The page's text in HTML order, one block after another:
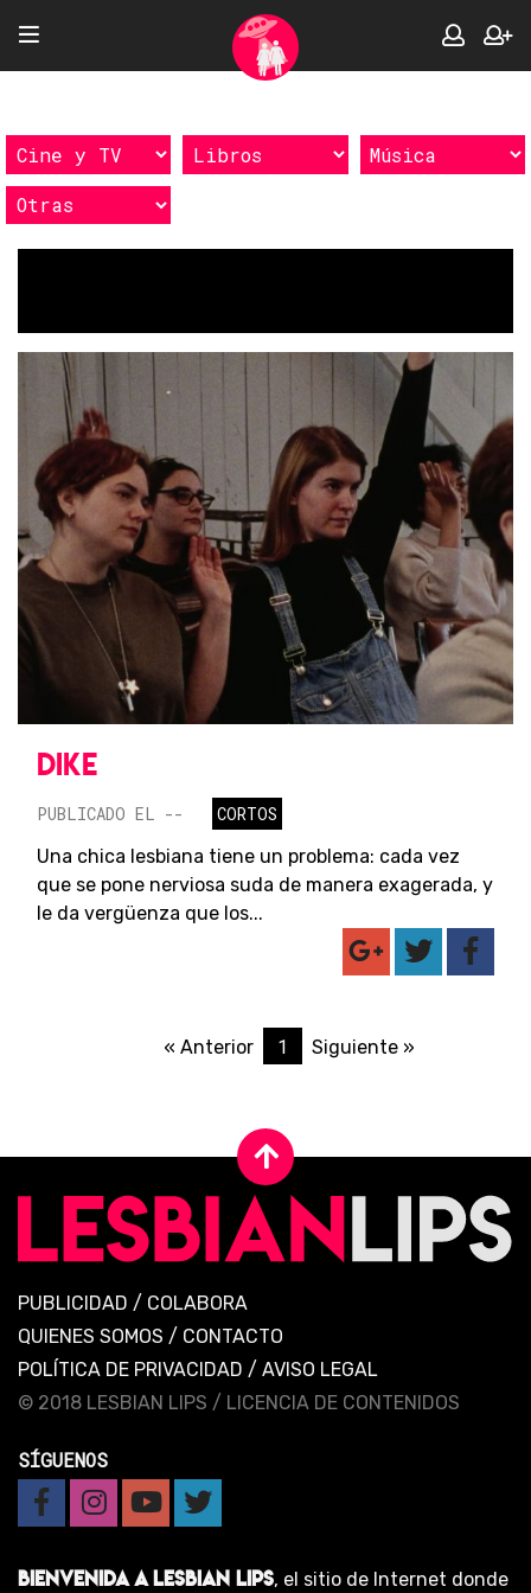
DIKE
PUBLICADO EL --
CORTOS
Una chica lesbiana tiene un problema: cada vez
que se pone nerviosa suda de manera exagerada, y
le da vergüenza que los...
« Anterior 1 Siguiente »
PUBLICIDAD / COLABORA
QUIENES SOMOS / CONTACTO
POLÍTICA DE PRIVACIDAD / AVISO LEGAL
© 2018 LESBIAN LIPS / LICENCIA DE CONTENIDOS
SÍGUENOS
BIENVENIDA A LESBIAN LIPS, el sitio de Internet donde